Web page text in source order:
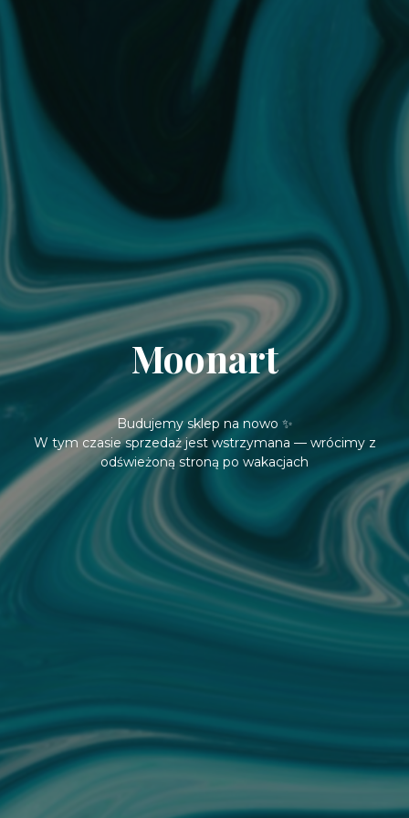
Moonart
Budujemy sklep na nowo ✨
W tym czasie sprzedaż jest wstrzymana — wrócimy z
odświeżoną stroną po wakacjach